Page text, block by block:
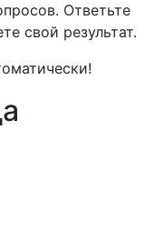
Ответьте
свой результат.